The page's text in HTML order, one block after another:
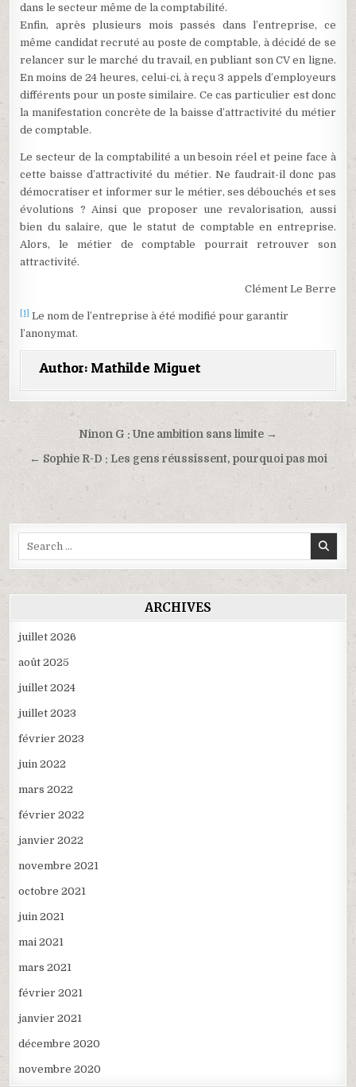
dans le secteur même de la comptabilité.
Enfin, après plusieurs mois passés dans l’entreprise, ce
même candidat recruté au poste de comptable, à décidé de se
relancer sur le marché du travail, en publiant son CV en ligne.
En moins de 24 heures, celui-ci, à reçu 3 appels d’employeurs
différents pour un poste similaire. Ce cas particulier est donc
la manifestation concrète de la baisse d’attractivité du métier
de comptable.
Le secteur de la comptabilité a un besoin réel et peine face à
cette baisse d’attractivité du métier. Ne faudrait-il donc pas
démocratiser et informer sur le métier, ses débouchés et ses
évolutions ? Ainsi que proposer une revalorisation, aussi
bien du salaire, que le statut de comptable en entreprise.
Alors, le métier de comptable pourrait retrouver son
attractivité.
Clément Le Berre
[1]Le nom de l’entreprise à été modifié pour garantir
l’anonymat.
Author: Mathilde Miguet
Navigation
de
l’article
Ninon G : Une ambition sans limite →
← Sophie R-D : Les gens réussissent, pourquoi pas moi
ARCHIVES
juillet 2026
août 2025
juillet 2024
juillet 2023
février 2023
juin 2022
mars 2022
février 2022
janvier 2022
novembre 2021
octobre 2021
juin 2021
mai 2021
mars 2021
février 2021
janvier 2021
décembre 2020
novembre 2020